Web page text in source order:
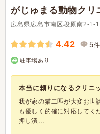
がじゅまる動物クリ
広島県広島市南区段原南2-1-
4.42 5件
駐車場あり
本当に頼りになるクリニ
我が家の猫二匹が大変お世
も優しく的確に対応してく
押し潰...